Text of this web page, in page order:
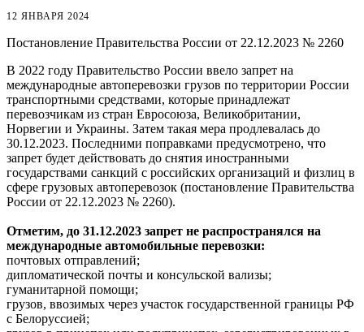
12 ЯНВАРЯ 2024
Постановление Правительства России от 22.12.2023 № 2260
В 2022 году Правительство России ввело запрет на
международные автоперевозки грузов по территории России
транспортными средствами, которые принадлежат
перевозчикам из стран Евросоюза, Великобритании,
Норвегии и Украины. Затем такая мера продлевалась до
30.12.2023. Последними поправками предусмотрено, что
запрет будет действовать до снятия иностранными
государствами санкций с российских организаций и физлиц в
сфере грузовых автоперевозок (постановление Правительства
России от 22.12.2023 № 2260).
Отметим, до 31.12.2023 запрет не распространялся на
международные автомобильные перевозки:
почтовых отправлений;
дипломатической почты и консульской вализы;
гуманитарной помощи;
грузов, ввозимых через участок государственной границы РФ
с Белоруссией;